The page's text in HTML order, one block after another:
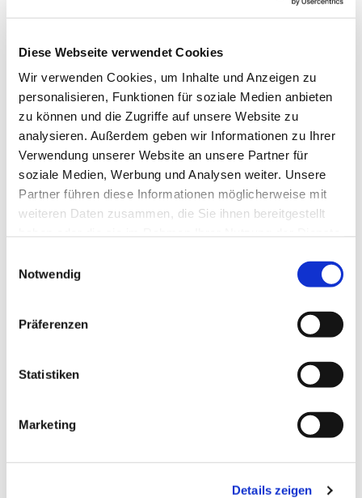
Diese Webseite verwendet Cookies
Wir verwenden Cookies, um Inhalte und Anzeigen zu
personalisieren, Funktionen für soziale Medien anbieten
zu können und die Zugriffe auf unsere Website zu
analysieren. Außerdem geben wir Informationen zu Ihrer
Verwendung unserer Website an unsere Partner für
soziale Medien, Werbung und Analysen weiter. Unsere
Partner führen diese Informationen möglicherweise mit
weiteren Daten zusammen, die Sie ihnen bereitgestellt
Notwendig
Präferenzen
Statistiken
Marketing
Details zeigen